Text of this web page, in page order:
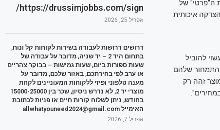
הזית ה"פרטי" של
איכותית
להוביל
התמחור שלהם
זהה רק
https://drussimjobbs.com/sign/
אפריל 25, 2026
דרושים דרושות לעבודה בשירות לקוחות קל ונוח,
בתחום היד 2 – יד שניה, מדובר על עבודה של
שעות ספורות ביום, שעות גמישות – בבוקר צהריים
או ערב לפי בחירתכם, באזור שלכם, מדובר על
מענה טלפוני ופיזי ללקוחות המעוניינים לקחת
מוצרי יד 2, לא נדרש ניסיון, שכר בין 15000-25000
בחודש, ניתן לשלוח קורות חיים או פניות לכתובת
האימייל allwhatyouneed2024@gmail.com
אפריל 7, 2026